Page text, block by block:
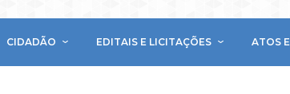
CIDADÃO EDITAIS E LICITAÇÕES ATOS